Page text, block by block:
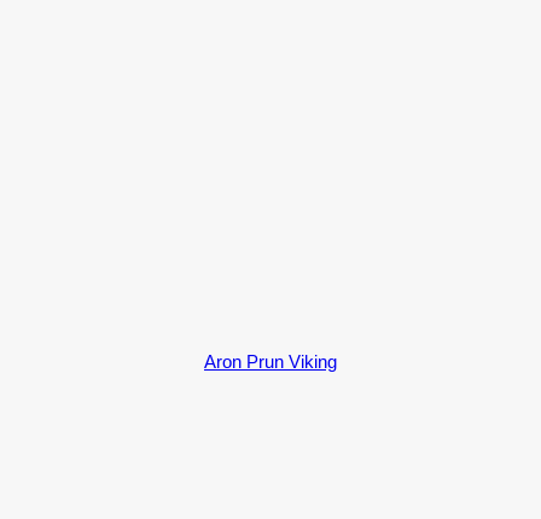
Aron Prun Viking